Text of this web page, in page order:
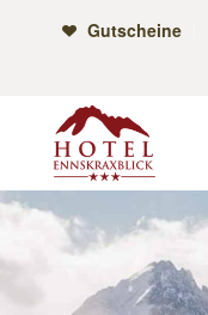
Gutscheine